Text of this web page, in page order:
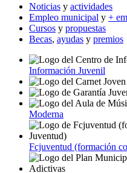
Noticias y actividades
Empleo municipal y +
Cursos y propuestas
Becas, ayudas y premios
Información Juvenil
Moderna
Fcjuventud (formación